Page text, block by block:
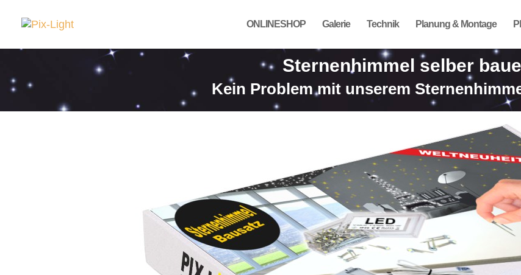
ONLINESHOP Galerie Technik Planung & Montage
Sternenhimmel selber
Kein Problem mit unserem